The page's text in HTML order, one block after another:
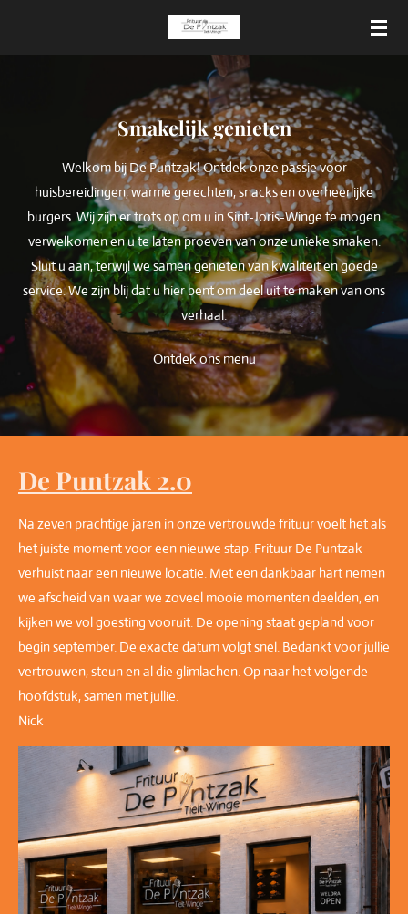
Smakelijk genieten
Welkom bij De Puntzak! Ontdek onze passie voor
huisbereidingen, warme gerechten, snacks en overheerlijke
burgers. Wij zijn er trots op om u in Sint-Joris-Winge te mogen
verwelkomen en u te laten proeven van onze unieke smaken.
Sluit u aan, terwijl we samen genieten van kwaliteit en goede
service. We zijn blij dat u hier bent om deel uit te maken van ons
verhaal.
Ontdek ons menu
De Puntzak 2.0
Na zeven prachtige jaren in onze vertrouwde frituur voelt het als
het juiste moment voor een nieuwe stap. Frituur De Puntzak
verhuist naar een nieuwe locatie. Met een dankbaar hart nemen
we afscheid van waar we zoveel mooie momenten deelden, en
kijken we vol goesting vooruit. De opening staat gepland voor
begin september. De exacte datum volgt snel. Bedankt voor jullie
vertrouwen, steun en al die glimlachen. Op naar het volgende
hoofdstuk, samen met jullie.
Nick